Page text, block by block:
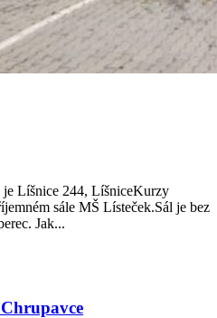
je Líšnice 244, LíšniceKurzy
sále MŠ Lísteček.Sál je bez
Jak...